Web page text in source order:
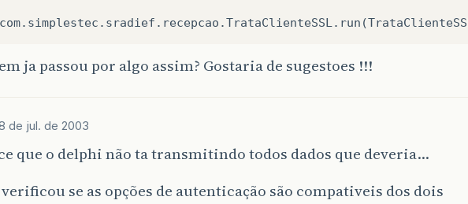
com. simplestec . sradief . recepcao .TrataClienteSSL . run (
ja passou por algo assim? Gostaria de sugestoes !!!
de jul. de 2003
que o delphi não ta transmitindo todos dados que deveria…
se as opções de autenticação são compativeis dos dois